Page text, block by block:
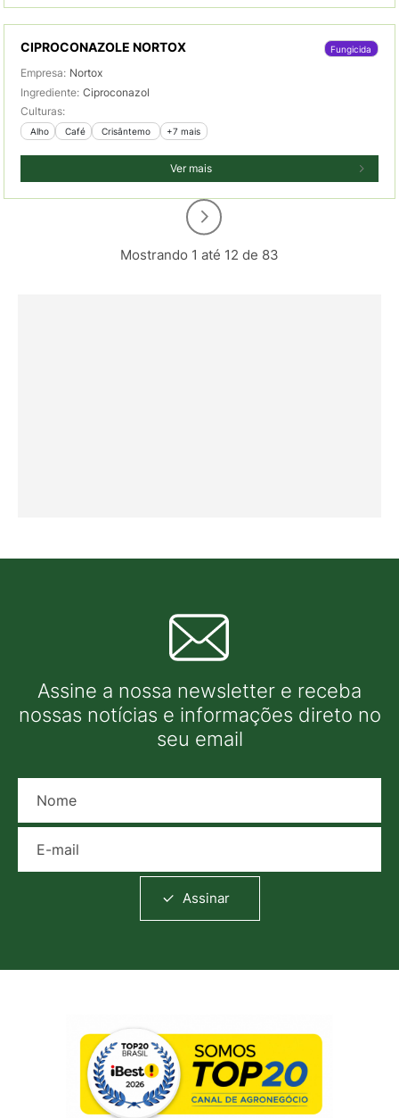
CIPROCONAZOLE NORTOX Fungicida
Empresa: Nortox
Ingrediente: Ciproconazol
Culturas:
Alho Café Crisântemo +7 mais
Ver mais
Mostrando 1 até 12 de 83
Assine a nossa newsletter e receba
nossas notícias e informações direto no
seu email
Assinar